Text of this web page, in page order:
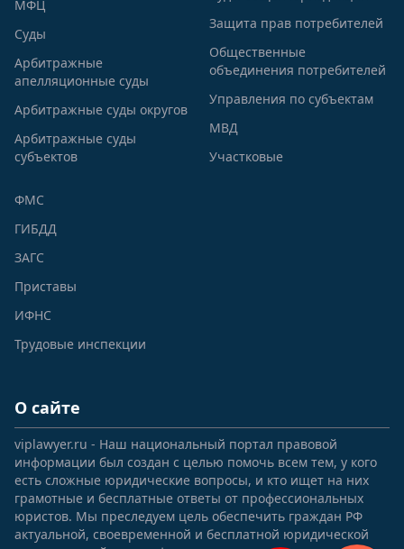
МФЦ
Суды
Арбитражные
апелляционные суды
Арбитражные суды округов
Арбитражные суды
субъектов
Защита прав потребителей
Общественные
объединения потребителей
Управления по субъектам
МВД
Участковые
ФМС
ГИБДД
ЗАГС
Приставы
ИФНС
Трудовые инспекции
О сайте
viplawyer.ru - Наш национальный портал правовой
информации был создан с целью помочь всем тем, у кого
есть сложные юридические вопросы, и кто ищет на них
грамотные и бесплатные ответы от профессиональных
юристов. Мы преследуем цель обеспечить граждан РФ
актуальной, своевременной и бесплатной юридической